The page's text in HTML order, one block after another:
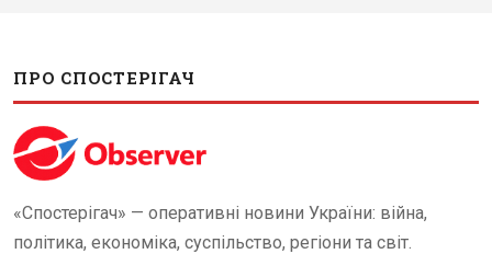
ПРО СПОСТЕРІГАЧ
«Спостерігач» — оперативні новини України: війна,
політика, економіка, суспільство, регіони та світ.